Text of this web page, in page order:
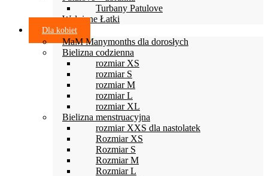
Turbany Patulove
Wełniane Łatki
Dla kobiet
MaM Manymonths dla dorosłych
Bielizna codzienna
rozmiar XS
rozmiar S
rozmiar M
rozmiar L
rozmiar XL
Bielizna menstruacyjna
rozmiar XXS dla nastolatek
Rozmiar XS
Rozmiar S
Rozmiar M
Rozmiar L